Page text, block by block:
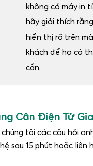
không có máy in
hãy giải thích
hiển thị rõ trên
khách để họ có
cần.
Cân Điện Tử
tôi các câu hỏi
sau 15 phút hoặc liên